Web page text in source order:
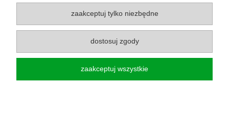
Moje konto
O nas
Zamówienia
Zwroty/reklamacje
zaakceptuj tylko niezbędne
dostosuj zgody
zaakceptuj wszystkie